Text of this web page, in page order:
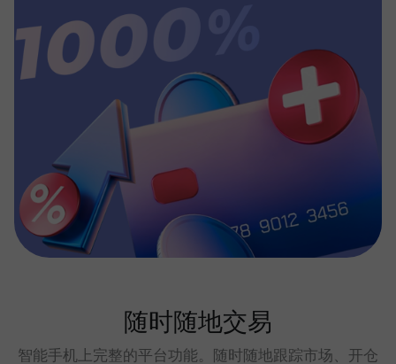
随时随地交易
智能手机上完整的平台功能。随时随地跟踪市场、开仓